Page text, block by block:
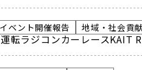
イベント開催報告 地域・社会貢献
転ラジコンカーレースKAIT